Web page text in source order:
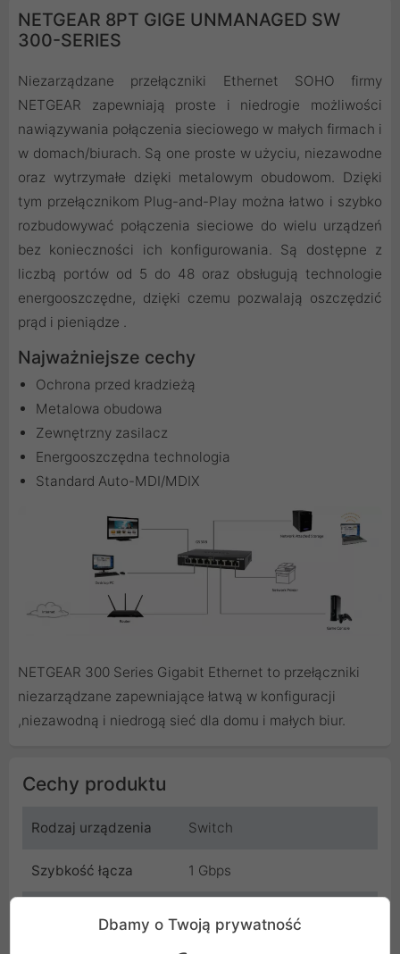
NETGEAR 8PT GIGE UNMANAGED SW
300-SERIES
Niezarządzane przełączniki Ethernet SOHO firmy
NETGEAR zapewniają proste i niedrogie możliwości
nawiązywania połączenia sieciowego w małych firmach i
w domach/biurach. Są one proste w użyciu, niezawodne
oraz wytrzymałe dzięki metalowym obudowom. Dzięki
tym przełącznikom Plug-and-Play można łatwo i szybko
rozbudowywać połączenia sieciowe do wielu urządzeń
bez konieczności ich konfigurowania. Są dostępne z
liczbą portów od 5 do 48 oraz obsługują technologie
energooszczędne, dzięki czemu pozwalają oszczędzić
prąd i pieniądze .
Najważniejsze cechy
Ochrona przed kradzieżą
Metalowa obudowa
Zewnętrzny zasilacz
Energooszczędna technologia
Standard Auto-MDI/MDIX
NETGEAR 300 Series Gigabit Ethernet to przełączniki
niezarządzane zapewniające łatwą w konfiguracji
,niezawodną i niedrogą sieć dla domu i małych biur.
Cechy produktu
Rodzaj urządzenia Switch
Szybkość łącza 1 Gbps
Dbamy o Twoją prywatność